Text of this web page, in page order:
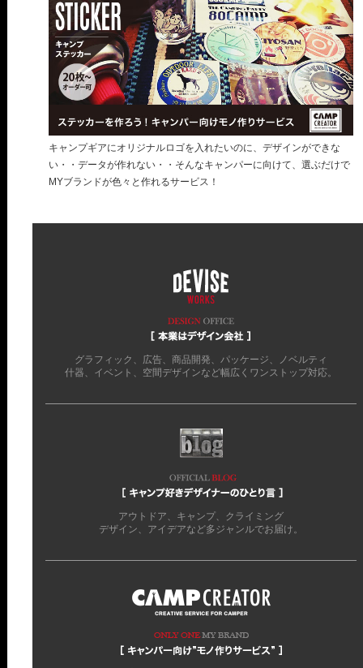
キャンプギアにオリジナルロゴを入れたいのに、デザインができな
い・・データが作れない・・そんなキャンパーに向けて、選ぶだけで
MYブランドが色々と作れるサービス！
グラフィック、広告、商品開発、パッケージ、ノベルティ
什器、イベント、空間デザインなど幅広くワンストップ対応。
アウトドア、キャンプ、クライミング
デザイン、アイデアなど多ジャンルでお届け。